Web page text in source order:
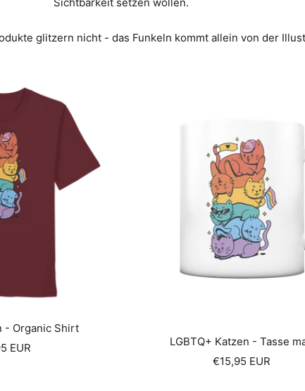
glitzern nicht - das Funkeln kommt allein von der
- Organic Shirt
EUR
LGBTQ+ Katzen - Tasse
Sale
€15,95 EUR